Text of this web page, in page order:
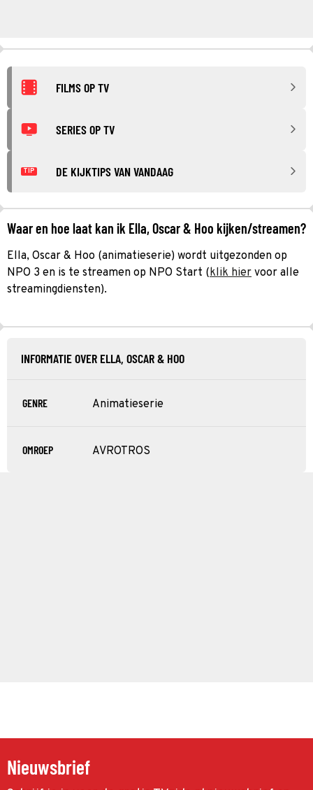
FILMS OP TV
SERIES OP TV
TIP DE KIJKTIPS VAN VANDAAG
Waar en hoe laat kan ik Ella, Oscar & Hoo kijken/streamen?
Ella, Oscar & Hoo (animatieserie) wordt uitgezonden op
NPO 3 en is te streamen op NPO Start (klik hier voor alle
streamingdiensten).
INFORMATIE OVER ELLA, OSCAR & HOO
GENRE Animatieserie
OMROEP AVROTROS
Nieuwsbrief